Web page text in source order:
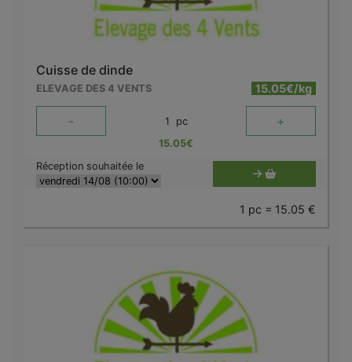
Cuisse de dinde
ELEVAGE DES 4 VENTS 15.05€/kg
- 1 pc +
15.05€
Réception souhaitée le
1 pc = 15.05 €